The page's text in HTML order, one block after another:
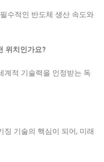
수적인 반도체 생산 속도와
위치인가요?
계적 기술력을 인정받는 독
징 기술의 핵심이 되어, 미래